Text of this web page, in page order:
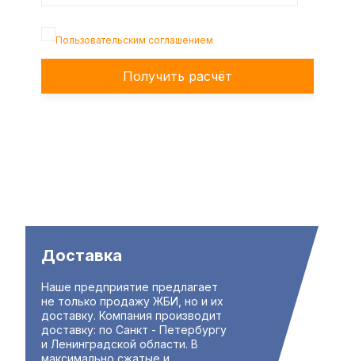
Пользовательским соглашением
Получить расчёт
Доставка
Наше предприятие предлагает
не только продажу ЖБИ, но и их
доставку. Компания производит
доставку: по Санкт - Петербургу
и Ленинградской области. В
максимально сжатые и